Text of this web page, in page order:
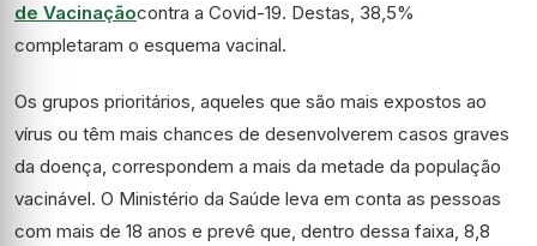
de Vacinaçãocontra a Covid-19. Destas, 38,5%
completaram o esquema vacinal.
Os grupos prioritários, aqueles que são mais expostos ao
vírus ou têm mais chances de desenvolverem casos graves
da doença, correspondem a mais da metade da população
vacinável. O Ministério da Saúde leva em conta as pessoas
com mais de 18 anos e prevê que, dentro dessa faixa, 8,8